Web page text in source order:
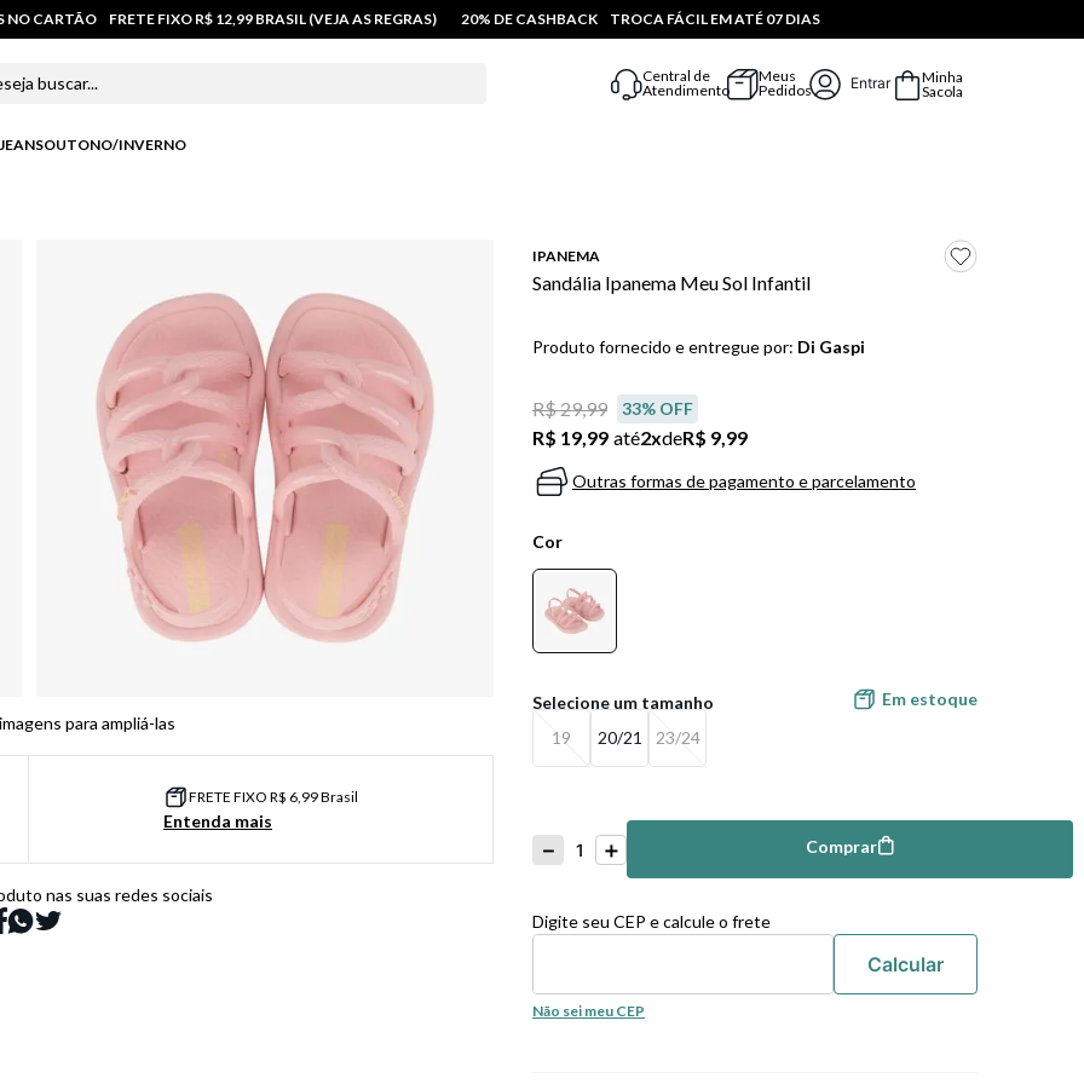
NO CARTÃO FRETE FIXO R$ 12,99 BRASIL (VEJA AS REGRAS) 20% DE CASHBACK TROCA FÁCIL EM ATÉ 07 DIAS
Central de
Atendimento
Meus
Pedidos
Entrar
Minha
Sacola
JEANSOUTONO/INVERNO
para ampliá-las
FRETE FIXO R$ 6,99 Brasil
Entenda mais
nas suas redes sociais
IPANEMA
Sandália Ipanema Meu Sol Infantil
Produto fornecido e entregue por: Di Gaspi
R$ 29,99 33% OFF
R$ 19,99 até2xdeR$ 9,99
Outras formas de pagamento e parcelamento
Cor
19 20/21 23/24
Em estoque
＋
－
Comprar Comprar
Digite seu CEP e calcule o frete
Não sei meu CEP